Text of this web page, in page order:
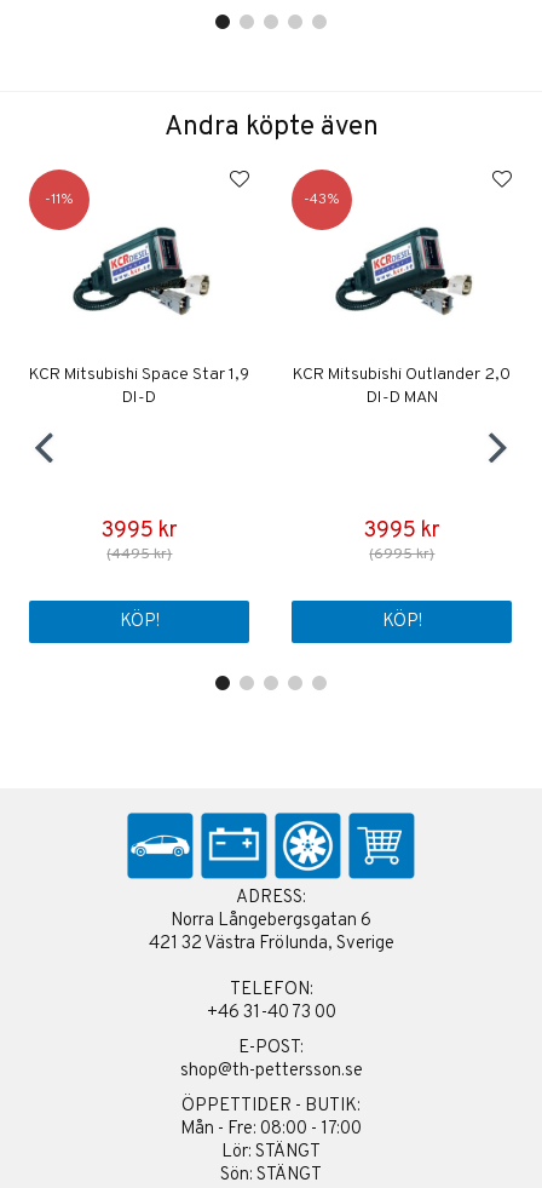
Andra köpte även
11
KCR Mitsubishi Space Star 1,9
DI-D
3995 kr
(4495 kr)
KÖP!
43
KCR Mitsubishi Outlander 2,0
DI-D MAN
3995 kr
(6995 kr)
KÖP!
ADRESS:
Norra Långebergsgatan 6
421 32 Västra Frölunda, Sverige
TELEFON:
+46 31-40 73 00
E-POST:
shop@th-pettersson.se
ÖPPETTIDER - BUTIK:
Mån - Fre: 08:00 - 17:00
Lör: STÄNGT
Sön: STÄNGT